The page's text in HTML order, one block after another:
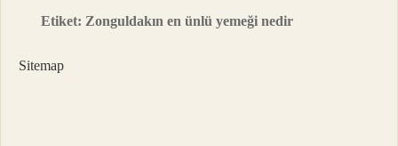
Etiket: Zonguldakın en ünlü yemeği nedir
Sitemap